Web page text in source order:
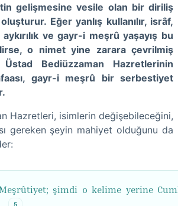
gelişmesine vesile olan bir diriliş
Eğer yanlış kullanılır, isrâf,
ve gayr-i meşrû yaşayış bu
o nimet yine zarara çevrilmiş
Bediüzzaman Hazretlerinin
gayr-i meşrû bir serbestiyet
Hazretleri, isimlerin değişebileceğini,
gereken şeyin mahiyet olduğunu da
şimdi o kelime yerine
5